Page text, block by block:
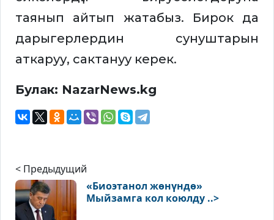
таянып айтып жатабыз. Бирок да
дарыгерлердин сунуштарын
аткаруу, сактануу керек.
Булак: NazarNews.kg
< Предыдущий
«Биоэтанол жөнүндө»
Мыйзамга кол коюлду ..>